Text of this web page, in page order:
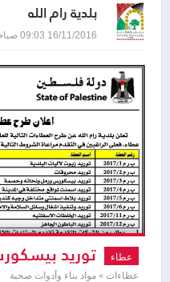
بلدية رام الله
16/11/2016 09:03 صباحاً
عطاء توريد
عطاءات » مواد بناء وأدوات صحية